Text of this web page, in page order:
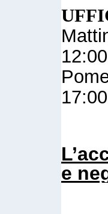
12:00
17:00
e